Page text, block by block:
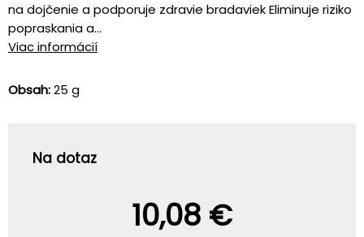
na dojčenie a podporuje zdravie bradaviek Eliminuje riziko
popraskania a...
Viac informácií
Obsah:25 g
Na dotaz
10,08 €